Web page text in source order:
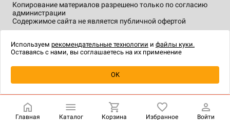
Купить| 7 490 ₽
Копирование материалов разрешено только по согласию
администрации
Содержимое сайта не является публичной офертой
технологии.
Главная Каталог Корзина Избранное Войти
Используем рекомендательные технологии и файлы куки.
Оставаясь с нами, вы соглашаетесь на их применение
OK